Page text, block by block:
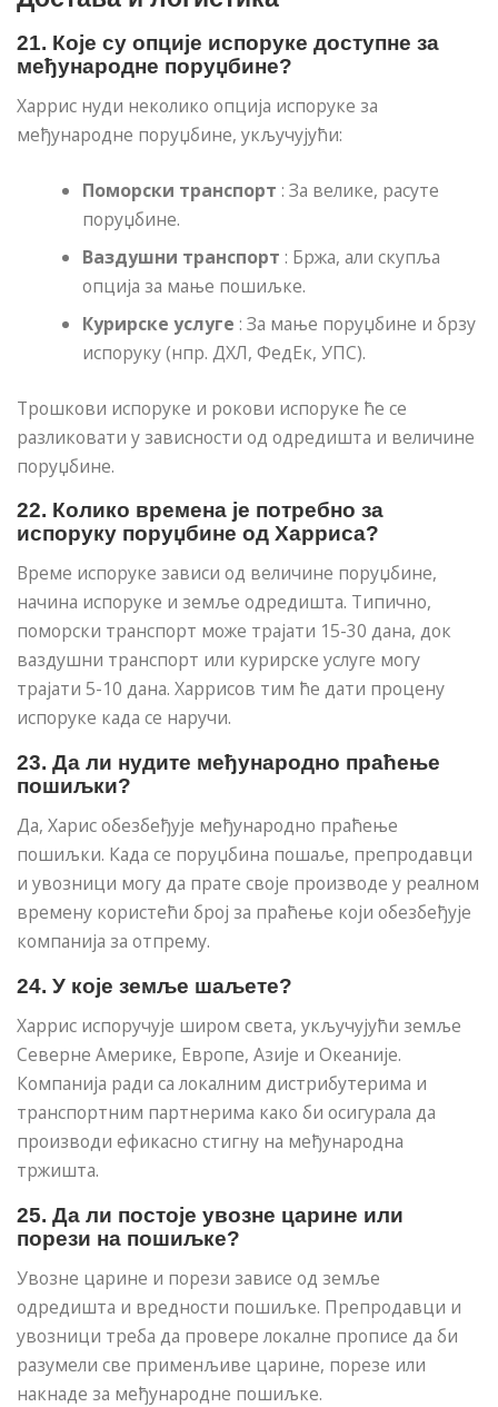
21. Које су опције испоруке доступне за
међународне поруџбине?
Харрис нуди неколико опција испоруке за
међународне поруџбине, укључујући:
Поморски транспорт : За велике, расуте
поруџбине.
Ваздушни транспорт : Бржа, али скупља
опција за мање пошиљке.
Курирске услуге : За мање поруџбине и брзу
испоруку (нпр. ДХЛ, ФедЕк, УПС).
Трошкови испоруке и рокови испоруке ће се
разликовати у зависности од одредишта и величине
поруџбине.
22. Колико времена је потребно за
испоруку поруџбине од Харриса?
Време испоруке зависи од величине поруџбине,
начина испоруке и земље одредишта. Типично,
поморски транспорт може трајати 15-30 дана, док
ваздушни транспорт или курирске услуге могу
трајати 5-10 дана. Харрисов тим ће дати процену
испоруке када се наручи.
23. Да ли нудите међународно праћење
пошиљки?
Да, Харис обезбеђује међународно праћење
пошиљки. Када се поруџбина пошаље, препродавци
и увозници могу да прате своје производе у реалном
времену користећи број за праћење који обезбеђује
компанија за отпрему.
24. У које земље шаљете?
Харрис испоручује широм света, укључујући земље
Северне Америке, Европе, Азије и Океаније.
Компанија ради са локалним дистрибутерима и
транспортним партнерима како би осигурала да
производи ефикасно стигну на међународна
тржишта.
25. Да ли постоје увозне царине или
порези на пошиљке?
Увозне царине и порези зависе од земље
одредишта и вредности пошиљке. Препродавци и
увозници треба да провере локалне прописе да би
разумели све применљиве царине, порезе или
накнаде за међународне пошиљке.